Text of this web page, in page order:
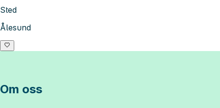
Sted
Ålesund
Om oss